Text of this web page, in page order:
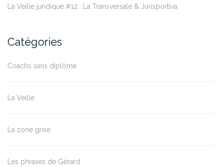
La Veille juridique #12 : La Transversale & Jurisportiva
Catégories
Coachs sans diplôme
La Veille
La zone grise
Les phrases de Gérard